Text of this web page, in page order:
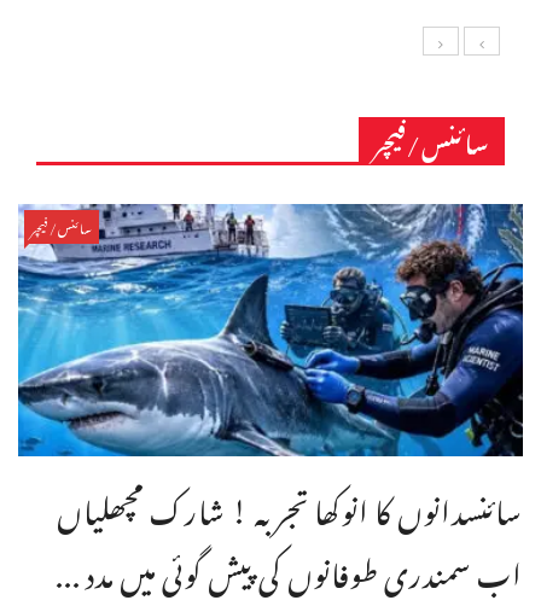
سائنس/فیچر
سائنس/فیچر
سائنسدانوں کا انوکھا تجربہ ! شارک مچھلیاں
اب سمندری طوفانوں کی پیش گوئی میں مدد ...